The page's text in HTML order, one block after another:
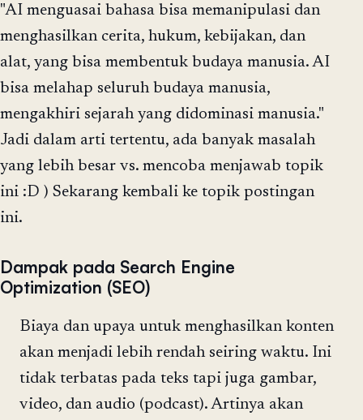
"AI menguasai bahasa bisa memanipulasi dan
menghasilkan cerita, hukum, kebijakan, dan
alat, yang bisa membentuk budaya manusia. AI
bisa melahap seluruh budaya manusia,
mengakhiri sejarah yang didominasi manusia."
Jadi dalam arti tertentu, ada banyak masalah
yang lebih besar vs. mencoba menjawab topik
ini :D ) Sekarang kembali ke topik postingan
ini.
Dampak pada Search Engine
Optimization (SEO)
Biaya dan upaya untuk menghasilkan konten
akan menjadi lebih rendah seiring waktu. Ini
tidak terbatas pada teks tapi juga gambar,
video, dan audio (podcast). Artinya akan